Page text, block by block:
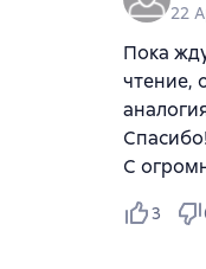
22
Пока
чтение,
Спасибо!
С
3